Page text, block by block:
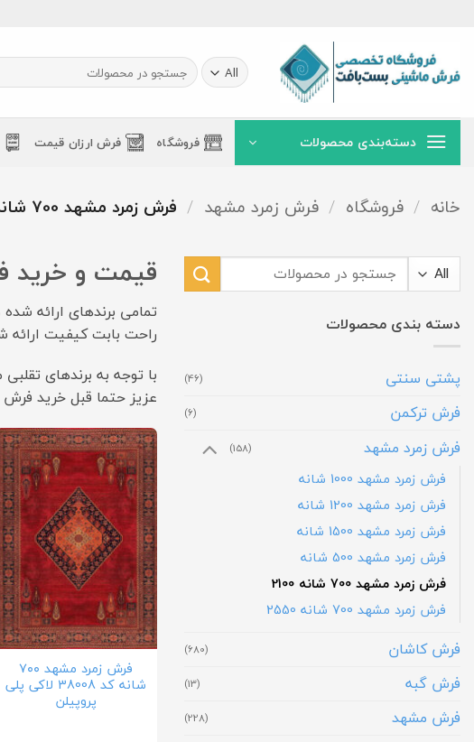
content
جستجو
برای:
دسته‌بندی محصولات فروشگاه فرش ارزان قیمت
خانه / فروشگاه / فرش زمرد مشهد / فرش زمرد مشهد 700 شانه 2100
جستجو
برای:
دسته بندی محصولات
پشتی سنتی (46)
فرش ترکمن (6)
فرش زمرد مشهد (158)
فرش زمرد مشهد 1000 شانه
فرش زمرد مشهد 1200 شانه
فرش زمرد مشهد 1500 شانه
فرش زمرد مشهد 500 شانه
فرش زمرد مشهد 700 شانه 2100
فرش زمرد مشهد 700 شانه 2550
فرش کاشان (680)
فرش گبه (13)
فرش مشهد (228)
قیمت و خرید فرش زمرد
راحت بابت کیفیت ارائه
با توجه به برندهای
عزیز حتما قبل خرید فرش
فرش زمرد مشهد ۷۰۰
شانه کد 38008 لاکی پلی
پروپیلن